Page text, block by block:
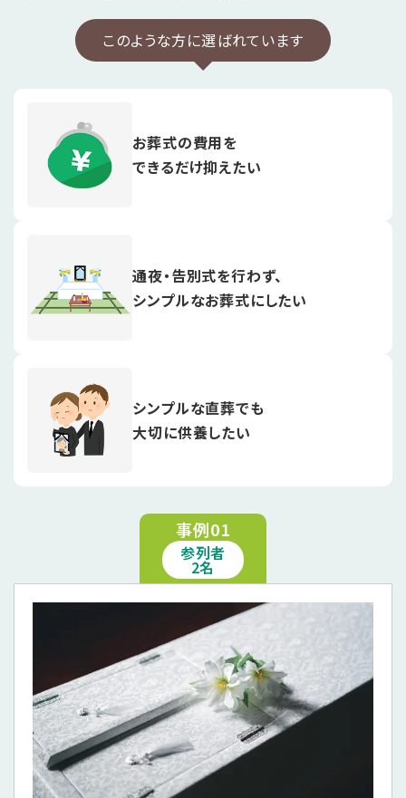
このような方に選ばれています
お葬式の費用を
できるだけ抑えたい
通夜・告別式を行わず、
シンプルなお葬式にしたい
シンプルな直葬でも
大切に供養したい
事例01
参列者
2名